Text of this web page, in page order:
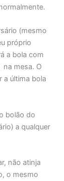
(mesmo
próprio
a bola com
mesa. O
a última bola
bolão do
a qualquer
não atinja
o mesmo